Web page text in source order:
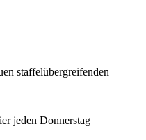
staffelübergreifenden
jeden Donnerstag